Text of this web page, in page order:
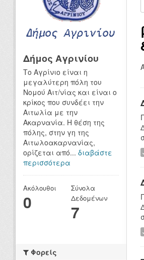
Δήμος Αγρινίου
Το Αγρίνιο είναι η
μεγαλύτερη πόλη του
Νομού Αιτ/νίας και είναι ο
κρίκος που συνδέει την
Αιτωλία με την
Ακαρνανία. Η θέση της
πόλης, στην γη της
Αιτωλοακαρνανίας,
ορίζεται από... διαβάστε
περισσότερα
Ακόλουθοι
0
Σύνολα
Δεδομένων
7
Φορείς